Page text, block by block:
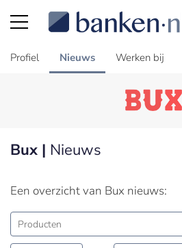
Profiel Nieuws Werken bij
Bux | Nieuws
Een overzicht van Bux nieuws:
Producten